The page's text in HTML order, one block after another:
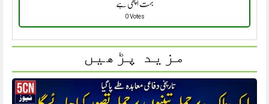
بہت اچھی ہے
0 Votes
مزید پڑھیں